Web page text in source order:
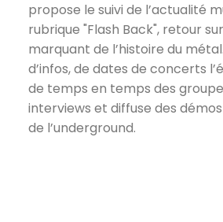
propose le suivi de l’actualité
rubrique "Flash Back", retour
marquant de l’histoire du
d’infos, de dates de concerts
de temps en temps des
interviews et diffuse des
de l’underground.